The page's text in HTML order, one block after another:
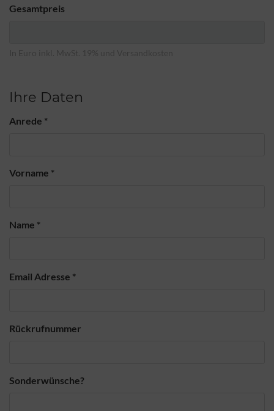
Gesamtpreis
Ihre Daten
Anrede *
Vorname *
Name *
Email Adresse *
Rückrufnummer
Sonderwünsche?